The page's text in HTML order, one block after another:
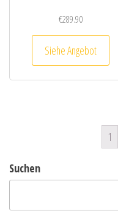
€289.90
Siehe Angebot
1
Suchen